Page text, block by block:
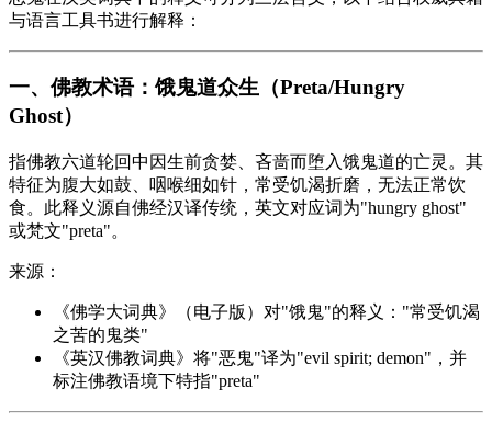
与语言工具书进行解释：
一、佛教术语：饿鬼道众生（Preta/Hungry
Ghost）
指佛教六道轮回中因生前贪婪、吝啬而堕入饿鬼道的亡灵。其
特征为腹大如鼓、咽喉细如针，常受饥渴折磨，无法正常饮
食。此释义源自佛经汉译传统，英文对应词为"hungry ghost"
或梵文"preta"。
来源：
《佛学大词典》（电子版）对"饿鬼"的释义："常受饥渴
之苦的鬼类"
《英汉佛教词典》将"恶鬼"译为"evil spirit; demon"，并
标注佛教语境下特指"preta"